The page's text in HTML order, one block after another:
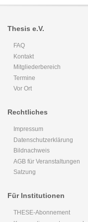
Thesis e.V.
FAQ
Kontakt
Mitgliederbereich
Termine
Vor Ort
Rechtliches
Impressum
Datenschutzerklärung
Bildnachweis
AGB für Veranstaltungen
Satzung
Für Institutionen
THESE-Abonnement